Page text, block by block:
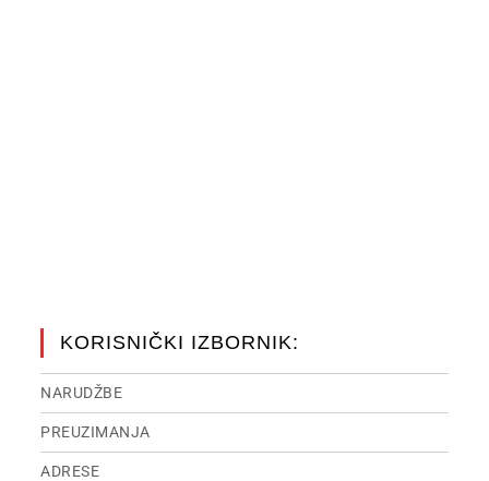
KORISNIČKI IZBORNIK:
NARUDŽBE
PREUZIMANJA
ADRESE